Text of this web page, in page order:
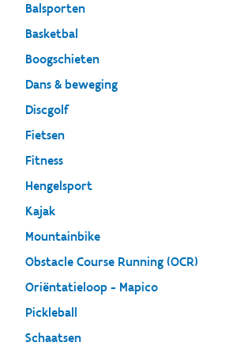
Balsporten
Basketbal
Boogschieten
Dans & beweging
Discgolf
Fietsen
Fitness
Hengelsport
Kajak
Mountainbike
Obstacle Course Running (OCR)
Oriëntatieloop - Mapico
Pickleball
Schaatsen